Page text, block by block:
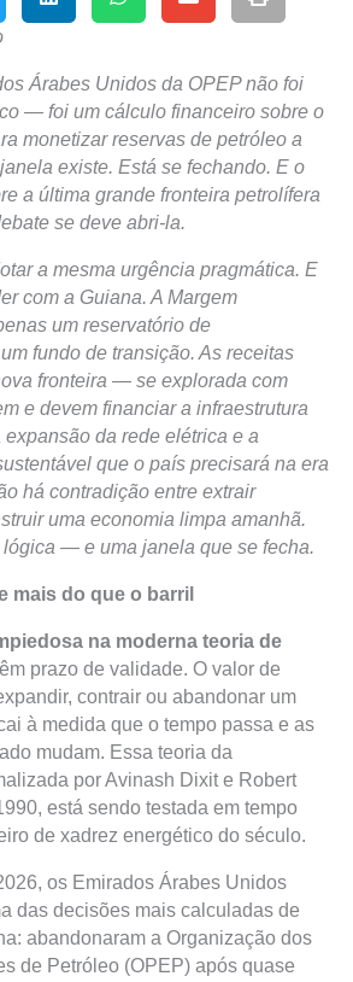
Árabes Unidos da OPEP não foi
— foi um cálculo financeiro sobre o
monetizar reservas de petróleo a
existe. Está se fechando. E o
a última grande fronteira petrolífera
se deve abri-la.
a mesma urgência pragmática. E
com a Guiana. A Margem
um reservatório de
fundo de transição. As receitas
fronteira — se explorada com
e devem financiar a infraestrutura
da rede elétrica e a
que o país precisará na era
há contradição entre extrair
uma economia limpa amanhã.
— e uma janela que se fecha.
mais do que o barril
na moderna teoria de
prazo de validade. O valor de
contrair ou abandonar um
à medida que o tempo passa e as
mudam. Essa teoria da
por Avinash Dixit e Robert
está sendo testada em tempo
de xadrez energético do século.
os Emirados Árabes Unidos
das decisões mais calculadas de
abandonaram a Organização dos
de Petróleo (OPEP) após quase